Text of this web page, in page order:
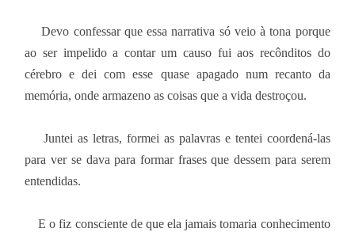
Devo confessar que essa narrativa só veio à tona porque
ao ser impelido a contar um causo fui aos recônditos do
cérebro e dei com esse quase apagado num recanto da
memória, onde armazeno as coisas que a vida destroçou.
Juntei as letras, formei as palavras e tentei coordená-las
para ver se dava para formar frases que dessem para serem
entendidas.
E o fiz consciente de que ela jamais tomaria conhecimento